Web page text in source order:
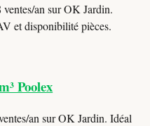
an sur OK Jardin.
et disponibilité pièces.
Poolex
an sur OK Jardin. Idéal